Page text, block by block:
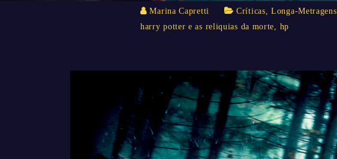
Marina Capretti Críticas,Longa-Metragens
harry potter e as reliquias da morte, hp